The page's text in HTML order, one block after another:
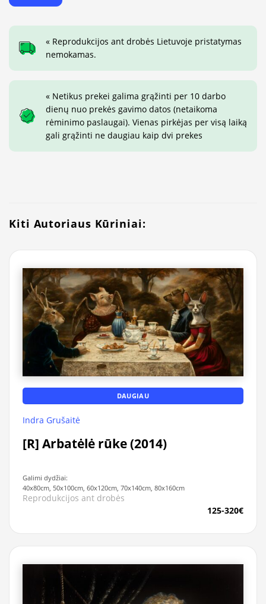
« Reprodukcijos ant drobės Lietuvoje pristatymas
nemokamas.
« Netikus prekei galima grąžinti per 10 darbo
dienų nuo prekės gavimo datos (netaikoma
rėminimo paslaugai). Vienas pirkėjas per visą laiką
gali grąžinti ne daugiau kaip dvi prekes
Kiti Autoriaus Kūriniai:
DAUGIAU
Indra Grušaitė
[R] Arbatėlė rūke (2014)
Galimi dydžiai:
40x80cm, 50x100cm, 60x120cm, 70x140cm, 80x160cm
Reprodukcijos ant drobės
125-320€